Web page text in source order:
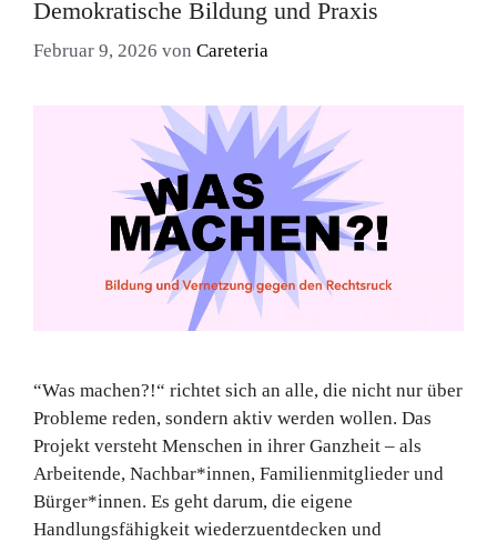
Demokratische Bildung und Praxis
Februar 9, 2026 von Careteria
“Was machen?!“ richtet sich an alle, die nicht nur über
Probleme reden, sondern aktiv werden wollen. Das
Projekt versteht Menschen in ihrer Ganzheit – als
Arbeitende, Nachbar*innen, Familienmitglieder und
Bürger*innen. Es geht darum, die eigene
Handlungsfähigkeit wiederzuentdecken und